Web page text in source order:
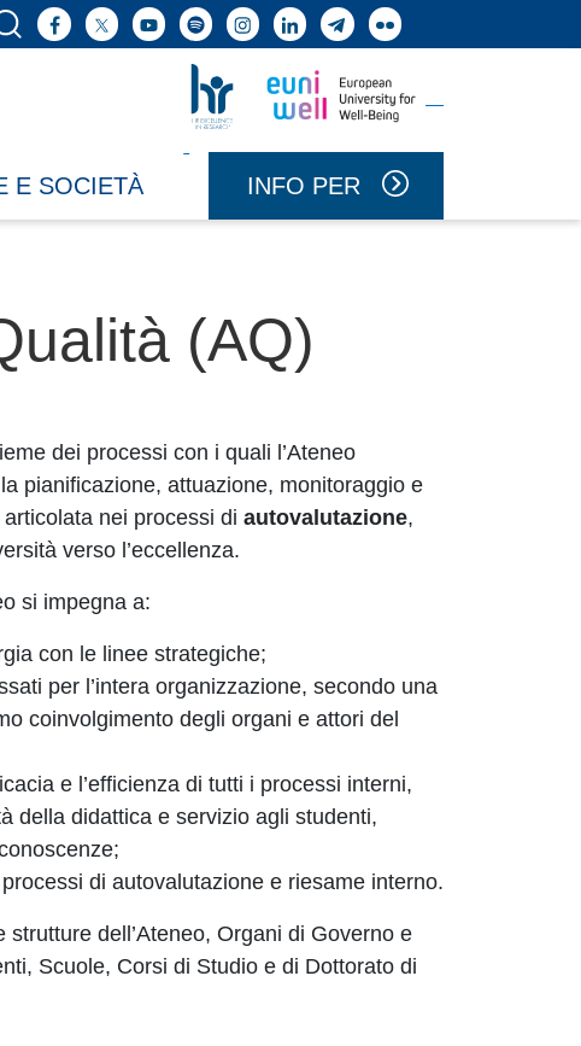
cerca
Facebook
X YouTube
SpotifyInstagram
LinkedInTelegram
Flickr
E SOCIETÀ INFO PER
(AQ)
dei processi con i quali l’Ateneo
pianificazione, attuazione, monitoraggio e
nei processi di autovalutazione,
verso l’eccellenza.
si impegna a:
con le linee strategiche;
per l’intera organizzazione, secondo una
coinvolgimento degli organi e attori del
e l’efficienza di tutti i processi interni,
della didattica e servizio agli studenti,
di autovalutazione e riesame interno.
dell’Ateneo, Organi di Governo e
Scuole, Corsi di Studio e di Dottorato di